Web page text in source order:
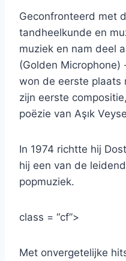
Geconfronteerd met
tandheelkunde en
muziek en nam deel
(Golden Microphone)
won de eerste plaats
zijn eerste
poëzie van Aşık
In 1974 richtte hij
hij een van de
popmuziek.
class = “cf”>
Met onvergetelijke